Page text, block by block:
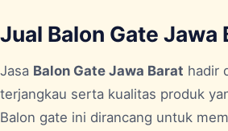
Jual Balon Gate Jawa
Jasa Balon Gate Jawa Barat hadir
terjangkau serta kualitas produk
Balon gate ini dirancang untuk